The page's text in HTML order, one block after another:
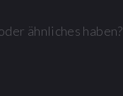
ähnliches haben?